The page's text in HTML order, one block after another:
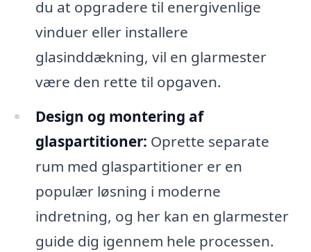
du at opgradere til energivenlige
vinduer eller installere
glasinddækning, vil en glarmester
være den rette til opgaven.
Design og montering af
glaspartitioner: Oprette separate
rum med glaspartitioner er en
populær løsning i moderne
indretning, og her kan en glarmester
guide dig igennem hele processen.